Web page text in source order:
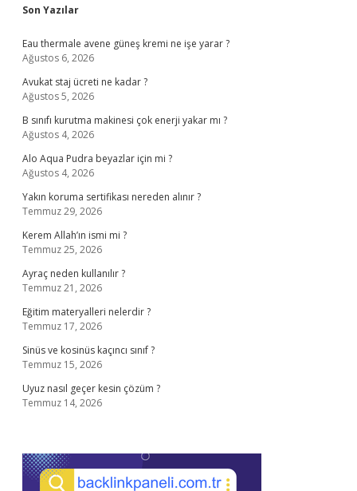
Sidebar
Son Yazılar
Eau thermale avene güneş kremi ne işe yarar ?
Ağustos 6, 2026
Avukat staj ücreti ne kadar ?
Ağustos 5, 2026
B sınıfı kurutma makinesi çok enerji yakar mı ?
Ağustos 4, 2026
Alo Aqua Pudra beyazlar için mi ?
Ağustos 4, 2026
Yakın koruma sertifikası nereden alınır ?
Temmuz 29, 2026
Kerem Allah’ın ismi mi ?
Temmuz 25, 2026
Ayraç neden kullanılır ?
Temmuz 21, 2026
Eğitim materyalleri nelerdir ?
Temmuz 17, 2026
Sinüs ve kosinüs kaçıncı sınıf ?
Temmuz 15, 2026
Uyuz nasıl geçer kesin çözüm ?
Temmuz 14, 2026